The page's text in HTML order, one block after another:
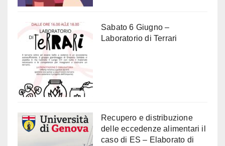
Sabato 6 Giugno –
Laboratorio di Terrari
Recupero e distribuzione
delle eccedenze alimentari il
caso di ES – Elaborato di